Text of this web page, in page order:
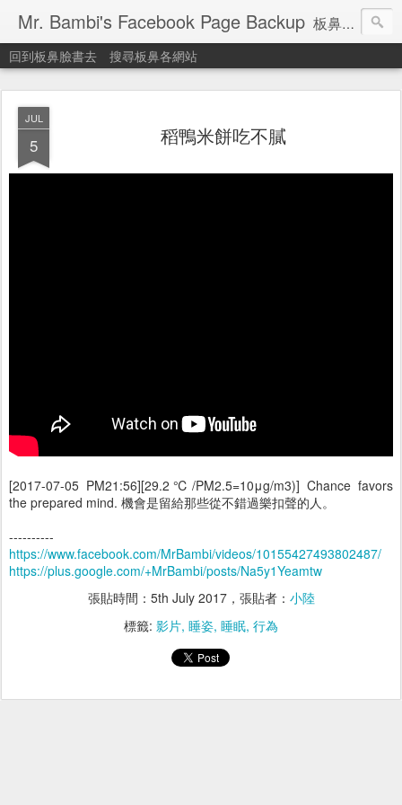
Mr. Bambi's Facebook Page Backup 板鼻臉書備份站
回到板鼻臉書去 搜尋板鼻各網站
JUL
5 稻鴨米餅吃不膩
[2017-07-05 PM21:56][29.2℃/PM2.5=10μg/m3)] Chance favors
the prepared mind. 機會是留給那些從不錯過樂扣聲的人。
----------
https://www.facebook.com/MrBambi/videos/10155427493802487/
https://plus.google.com/+MrBambi/posts/Na5y1Yeamtw
張貼時間： 5th July 2017，張貼者： 小陸
標籤: 影片 睡姿 睡眠 行為